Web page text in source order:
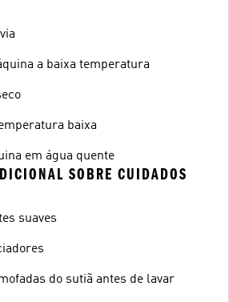
a baixa temperatura
baixa
em água quente
SOBRE CUIDADOS
suaves
do sutiã antes de lavar